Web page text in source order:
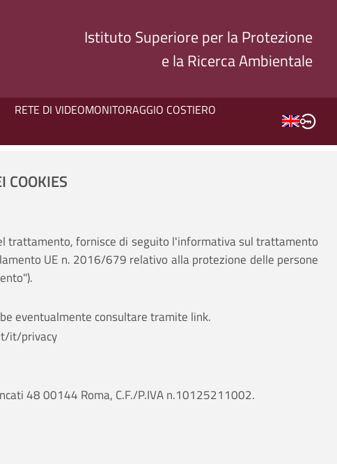
Istituto Superiore per la Protezione
e la Ricerca Ambientale
RETE DI VIDEOMONITORAGGIO COSTIERO
COOKIES
trattamento, fornisce di seguito l'informativa sul trattamento
UE n. 2016/679 relativo alla protezione delle persone
eventualmente consultare tramite link.
it/privacy
48 00144 Roma, C.F./P.IVA n.10125211002.